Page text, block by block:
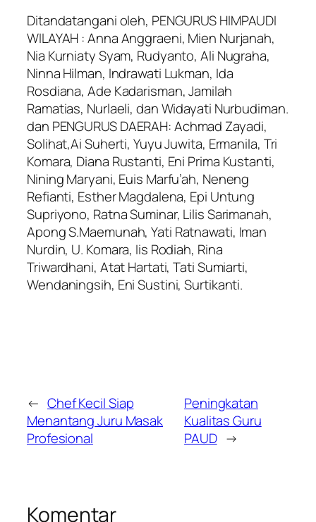
Ditandatangani oleh, PENGURUS HIMPAUDI
WILAYAH : Anna Anggraeni, Mien Nurjanah,
Nia Kurniaty Syam, Rudyanto, Ali Nugraha,
Ninna Hilman, Indrawati Lukman, Ida
Rosdiana, Ade Kadarisman, Jamilah
Ramatias, Nurlaeli, dan Widayati Nurbudiman.
dan PENGURUS DAERAH: Achmad Zayadi,
Solihat,Ai Suherti, Yuyu Juwita, Ermanila, Tri
Komara, Diana Rustanti, Eni Prima Kustanti,
Nining Maryani, Euis Marfu’ah, Neneng
Refianti, Esther Magdalena, Epi Untung
Supriyono, Ratna Suminar, Lilis Sarimanah,
Apong S.Maemunah, Yati Ratnawati, Iman
Nurdin, U. Komara, Iis Rodiah, Rina
Triwardhani, Atat Hartati, Tati Sumiarti,
Wendaningsih, Eni Sustini, Surtikanti.
← Chef Kecil Siap
Menantang Juru Masak
Profesional
Peningkatan
Kualitas Guru
PAUD →
Komentar